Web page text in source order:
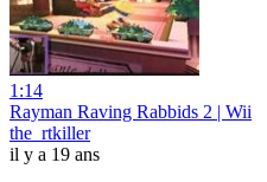
1:14
Rayman Raving Rabbids 2 | Wii
the_rtkiller
il y a 19 ans